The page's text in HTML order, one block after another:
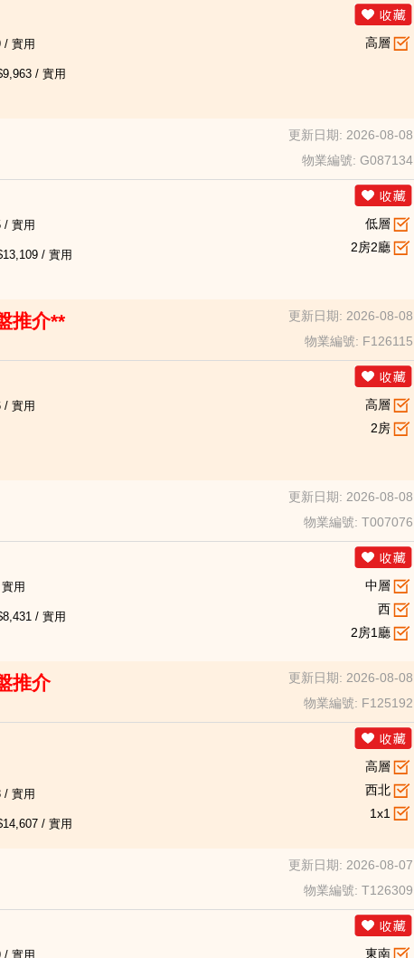
實用
/ 實用
高層
更新日期: 2026-08-08
物業編號: G087134
實用
/ 實用
低層
2房2廳
推介**
更新日期: 2026-08-08
物業編號: F126115
實用
高層
2房
更新日期: 2026-08-08
物業編號: T007076
用
/ 實用
中層
西
2房1廳
推介
更新日期: 2026-08-08
物業編號: F125192
實用
/ 實用
高層
西北
1x1
更新日期: 2026-08-07
物業編號: T126309
實用 東南